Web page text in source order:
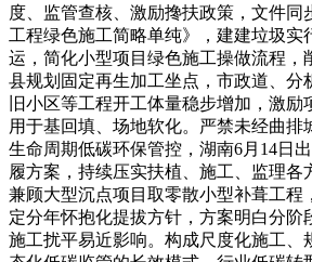
度、监管查核、激励搀扶政策，文件同
工程绿色施工简略单纯》，建建垃圾实
运，简化小型项目绿色施工操做流程，
县规划固定再生加工坐点，市政道、分
旧小区等工程开工体量稳步增加，激
用于基回填、场地软化。严禁未经曲排
生命周期低碳环保管控，湖南6月14日
履方案，持续压实扶植、施工、监理各
兼顾大型沉点项目取零散小型补葺工程
定分年怀抱化提拔方针，方案明白分阶
施工扰平易近影响。构成尺度化施工、